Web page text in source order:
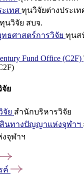
เทศ ทุนวิจัยต่างประเท
ทุนวิจัย สบจ.
ธศาสตร์การวิจัย ทุนส
Fund Office (C2F)
จัย
จัย สำนักบริหารวิจัย
นทางปัญญาแห่งจุฬาฯ
จุฬาฯ
ค์